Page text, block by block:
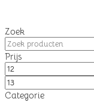
Zoek
Zoek
Prijs
Categorie